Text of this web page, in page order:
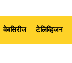
वेबसिरीज टेलिव्हिजन